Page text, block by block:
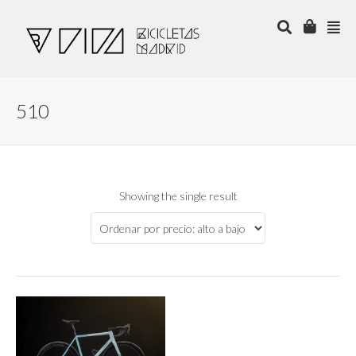
510
Showing the single result